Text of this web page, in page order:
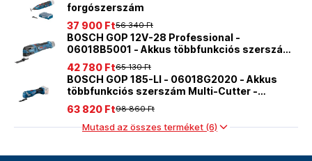
forgószerszám
56 340 Ft
37 900 Ft
BOSCH GOP 12V-28 Professional -
06018B5001 - Akkus többfunkciós szerszám
akkumulátor és töltő nélkül
65 130 Ft
42 780 Ft
BOSCH GOP 185-LI - 06018G2020 - Akkus
többfunkciós szerszám Multi-Cutter -
akkumulátor és töltő nélkül
98 860 Ft
63 820 Ft
Mutasd az összes terméket (6)